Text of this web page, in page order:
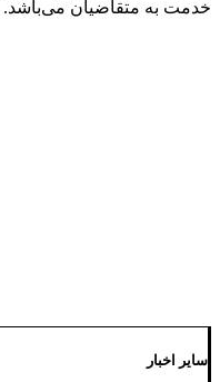
خدمت به متقاضیان می‌باشد.
سایر اخبار